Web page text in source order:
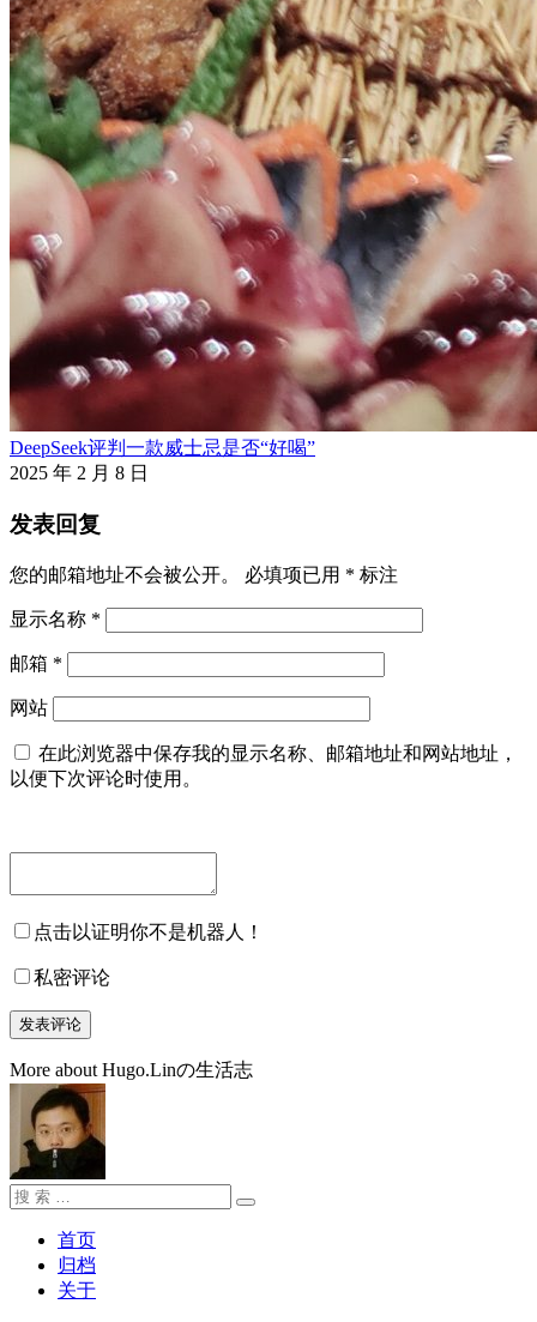
DeepSeek评判一款威士忌是否“好喝”
2025 年 2 月 8 日
发表回复
您的邮箱地址不会被公开。 必填项已用 * 标注
显示名称 *
邮箱 *
网站
在此浏览器中保存我的显示名称、邮箱地址和网站地址，
以便下次评论时使用。
点击以证明你不是机器人！
私密评论
More about Hugo.Linの生活志
搜
搜
首页
归档
关于